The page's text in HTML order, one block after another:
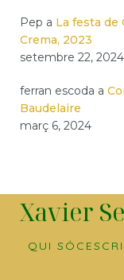
Pep a La festa de
Crema, 2023
setembre 22, 2024
ferran escoda a
Baudelaire
març 6, 2024
Xavier
QUI SÓC